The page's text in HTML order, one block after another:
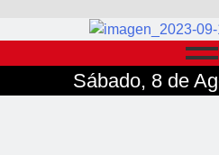
Sábado, 8 de